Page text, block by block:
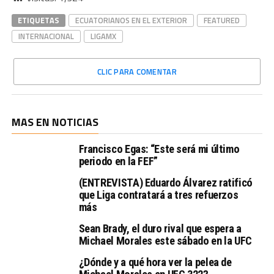
ETIQUETAS ECUATORIANOS EN EL EXTERIOR
FEATURED
INTERNACIONAL
LIGAMX
CLIC PARA COMENTAR
MAS EN NOTICIAS
Francisco Egas: “Este será mi último
periodo en la FEF”
(ENTREVISTA) Eduardo Álvarez ratificó
que Liga contratará a tres refuerzos
más
Sean Brady, el duro rival que espera a
Michael Morales este sábado en la UFC
¿Dónde y a qué hora ver la pelea de